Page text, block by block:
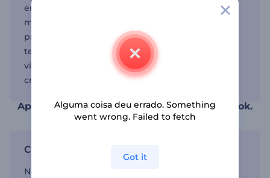
empresário visando aumentar a visibilidade da
marca ou um aspirante a criador de conteúdo
procurando deixar sua marca, nossa plataforma
tem algo para você. Com modelos gratuitos de
vídeos do TikTok prontamente disponíveis, a
criatividade não tem limites.
Aprimore seus vídeos com modelos do TikTok.
Crie conteúdo cativante
Nossas ferramentas tornam fácil produzir vídeos
Alguma coisa deu errado. Something
went wrong. Failed to fetch
Got it